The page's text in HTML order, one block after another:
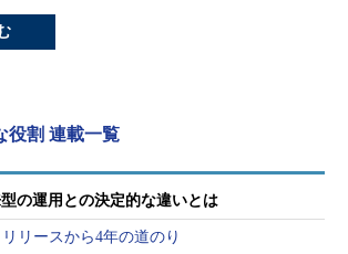
役割 連載一覧
の運用との決定的な違いとは
リースから4年の道のり